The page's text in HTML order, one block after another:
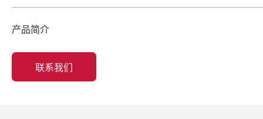
产品简介
联系我们